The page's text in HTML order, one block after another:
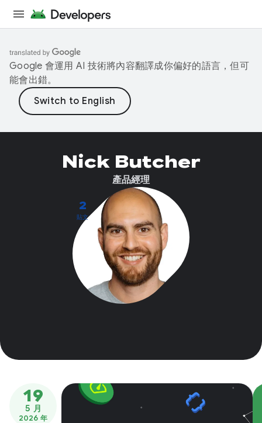
Google 會運用 AI 技術將內容翻譯成你偏好的語言，但可
能會出錯。
2
貼文
Nick Butcher
產品經理
19
5 月
2026 年